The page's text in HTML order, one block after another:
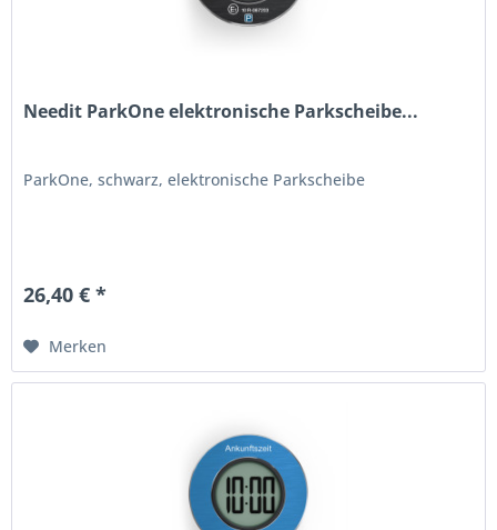
Needit ParkOne elektronische Parkscheibe...
ParkOne, schwarz, elektronische Parkscheibe
26,40 € *
Merken